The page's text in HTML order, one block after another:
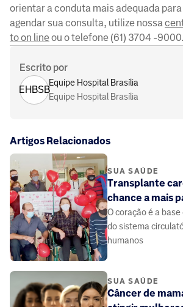
orientar a conduta mais adequada
agendar sua consulta, utilize nossa
to on lineou o telefone (61) 3704 -9000.
Escrito por
EHBSB
Equipe Hospital Brasília
Equipe Hospital Brasília
Artigos Relacionados
SUA SAÚDE
Transplante
chance a mais
O coração é a
do sistema
humanos
SUA SAÚDE
Câncer de